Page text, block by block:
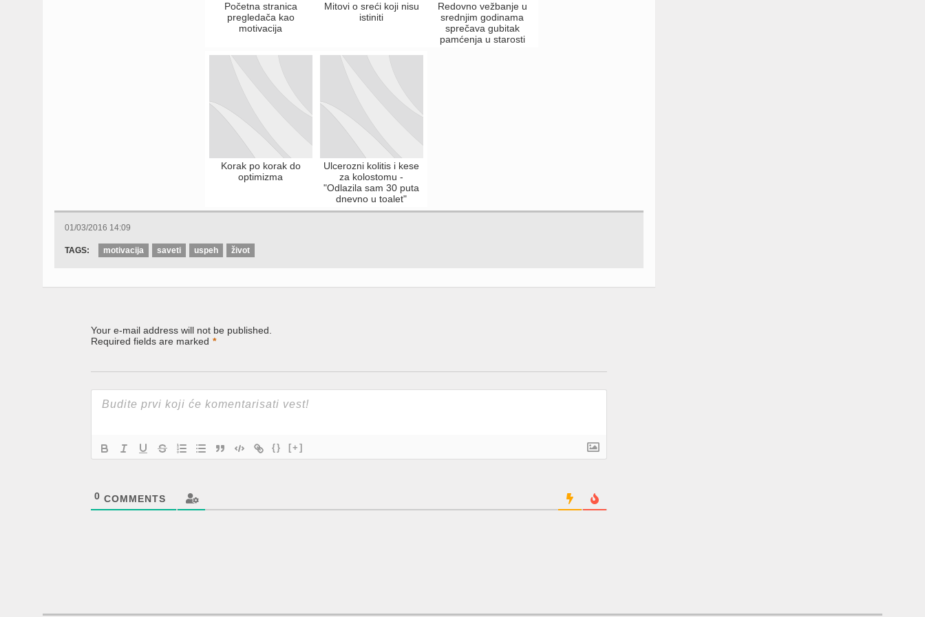
Početna stranica
pregledača kao
motivacija
Mitovi o sreći koji nisu
istiniti
Redovno vežbanje u
srednjim godinama
sprečava gubitak
pamćenja u starosti
Korak po korak do
optimizma
Ulcerozni kolitis i kese
za kolostomu -
"Odlazila sam 30 puta
dnevno u toalet"
01/03/2016 14:09
TAGS: motivacija saveti uspeh život
Your e-mail address will not be published.
Required fields are marked *
{} [+]
0 COMMENTS